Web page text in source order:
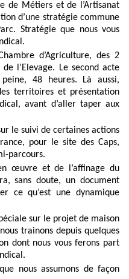
de Métiers et de l’Artisanat
d’une stratégie commune
Stratégie que nous vous
d’Agriculture, des 2
l’Elevage. Le second acte
48 heures. Là aussi,
territoires et présentation
avant d’aller taper aux
le suivi de certaines actions
pour le site des Caps,
parcours.
œuvre et de l’affinage du
sans doute, un document
ce qu’est une dynamique
sur le projet de maison
trainons depuis quelques
dont nous vous ferons part
nous assumons de façon